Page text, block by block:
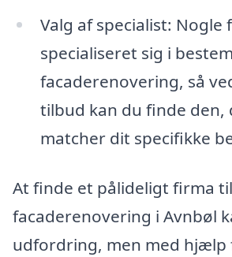
Valg af specialist:
specialiseret sig i
facaderenovering, så
tilbud kan du finde den,
matcher dit specifikke
At finde et pålideligt firma til
facaderenovering i Avnbøl
udfordring, men med hjælp